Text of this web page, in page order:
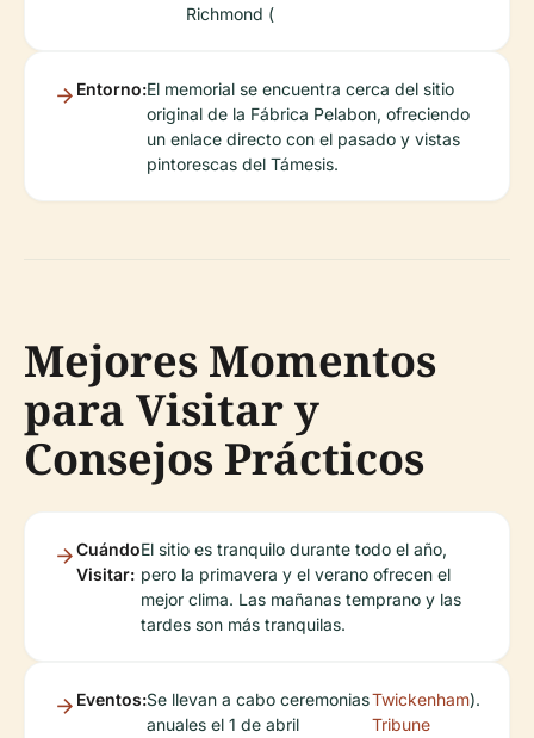
Richmond (
Entorno:El memorial se encuentra cerca del sitio
original de la Fábrica Pelabon, ofreciendo
un enlace directo con el pasado y vistas
pintorescas del Támesis.
Mejores Momentos
para Visitar y
Consejos Prácticos
Cuándo
Visitar:
El sitio es tranquilo durante todo el año,
pero la primavera y el verano ofrecen el
mejor clima. Las mañanas temprano y las
tardes son más tranquilas.
Eventos:Se llevan a cabo ceremonias
anuales el 1 de abril
Twickenham
Tribune
).